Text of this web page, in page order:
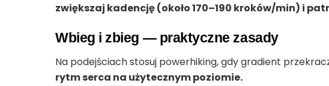
zwiększaj kadencję (około 170–190 kroków/min) i
Wbieg i zbieg — praktyczne zasady
Na podejściach stosuj powerhiking, gdy gradient
rytm serca na użytecznym poziomie.